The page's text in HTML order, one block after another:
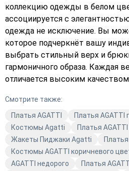
коллекцию одежды в белом
ассоциируется с
одежда не исключение. Вы
которое подчеркнёт вашу
выбрать стильный верх и
гармоничного образа. Каждая вещь от AGATTI
отличается высоким
следим за каждым этапом
могли чувствовать себя
Заказывайте одежду AGATTI
наслаждайтесь её качеством
Смотрите также:
Платья AGATTI
Платья AGATTI
Костюмы Agatti
Платья
Жакеты Пиджаки Agatti
Костюмы AGATTI коричневого
AGATTI недорого
Платья